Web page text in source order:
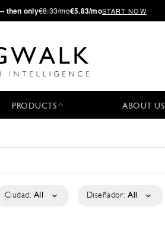
then only€8.33/mo€5.83/moSTART NOW
PRODUCTS ABOUT US
Ciudad: All Diseñador: All